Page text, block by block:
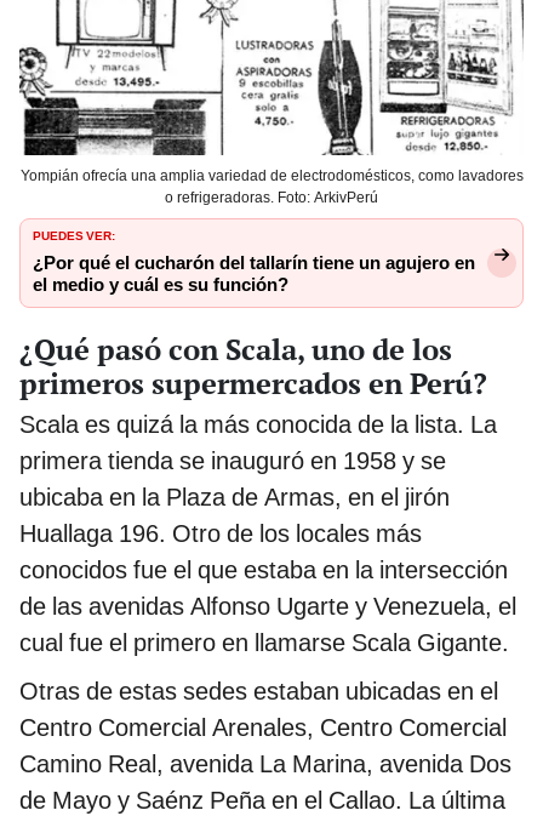
Yompián ofrecía una amplia variedad de electrodomésticos, como lavadores
o refrigeradoras. Foto: ArkivPerú
PUEDES VER:
¿Por qué el cucharón del tallarín tiene un agujero en
el medio y cuál es su función?
¿Qué pasó con Scala, uno de los
primeros supermercados en Perú?
Scala es quizá la más conocida de la lista. La
primera tienda se inauguró en 1958 y se
ubicaba en la Plaza de Armas, en el jirón
Huallaga 196. Otro de los locales más
conocidos fue el que estaba en la intersección
de las avenidas Alfonso Ugarte y Venezuela, el
cual fue el primero en llamarse Scala Gigante.
Otras de estas sedes estaban ubicadas en el
Centro Comercial Arenales, Centro Comercial
Camino Real, avenida La Marina, avenida Dos
de Mayo y Saénz Peña en el Callao. La última